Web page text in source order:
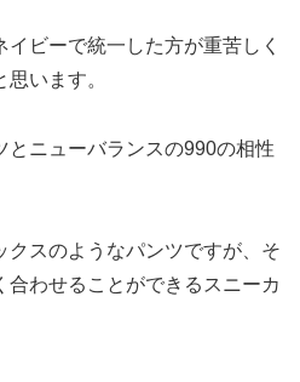
ビーで統一した方が重苦しく
います。
とニューバランスの990の相性
クスのようなパンツですが、そ
合わせることができるスニーカ